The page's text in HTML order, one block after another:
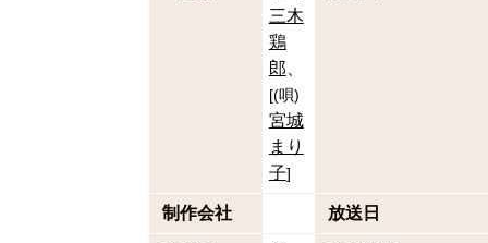
三木
鶏
郎
[(唄)
宮城
まり
子]
制作会社 放送日